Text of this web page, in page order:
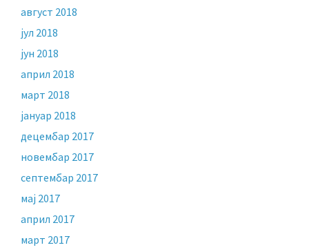
август 2018
јул 2018
јун 2018
април 2018
март 2018
јануар 2018
децембар 2017
новембар 2017
септембар 2017
мај 2017
април 2017
март 2017